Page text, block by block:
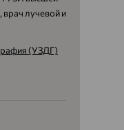
лучевой и
(УЗДГ)